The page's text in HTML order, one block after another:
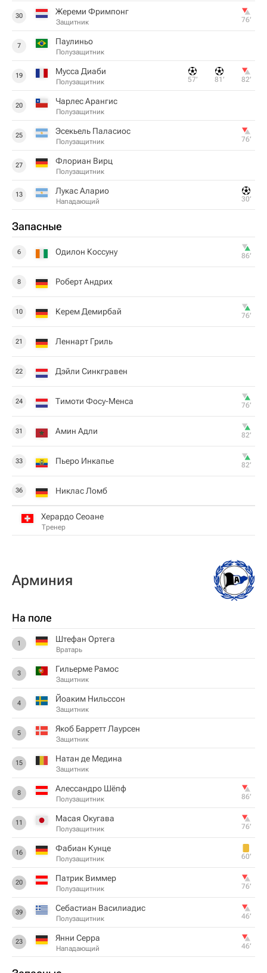
30 Жереми Фримпонг
Защитник 76‎’‎
7 Паулиньо
Полузащитник
19 Мусса Диаби
Полузащитник 57‎’‎ 81‎’‎ 82‎’‎
20 Чарлес Арангис
Полузащитник
25 Эсекьель Паласиос
Полузащитник 76‎’‎
27 Флориан Вирц
Полузащитник
13 Лукас Аларио
Нападающий 30‎’‎
Запасные
6 Одилон Коссуну 86‎’‎
8 Роберт Андрих
10 Керем Демирбай 76‎’‎
21 Леннарт Гриль
22 Дэйли Синкгравен
24 Тимоти Фосу-Менса 76‎’‎
31 Амин Адли 82‎’‎
33 Пьеро Инкапье 82‎’‎
36 Никлас Ломб
Херардо Сеоане
Тренер
Арминия
На поле
1 Штефан Ортега
Вратарь
3 Гильерме Рамос
Защитник
4 Йоаким Нильссон
Защитник
5 Якоб Барретт Лаурсен
Защитник
15 Натан де Медина
Защитник
8 Алессандро Шёпф
Полузащитник 86‎’‎
11 Масая Окугава
Полузащитник 76‎’‎
16 Фабиан Кунце
Полузащитник 60‎’‎
20 Патрик Виммер
Полузащитник 76‎’‎
39 Себастиан Василиадис
Полузащитник 46‎’‎
23 Янни Серра
Нападающий 46‎’‎